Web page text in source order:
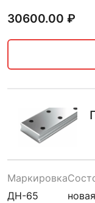
30600.00 ₽
Маркировка
ДН-65
новая